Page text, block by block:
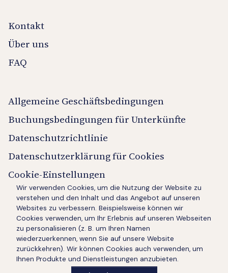
Wir verwenden Cookies, um die Nutzung der Website zu
verstehen und den Inhalt und das Angebot auf unseren
Websites zu verbessern. Beispielsweise können wir
Cookies verwenden, um Ihr Erlebnis auf unseren Webseiten
zu personalisieren (z. B. um Ihren Namen
wiederzuerkennen, wenn Sie auf unsere Website
zurückkehren). Wir können Cookies auch verwenden, um
Ihnen Produkte und Dienstleistungen anzubieten.
Kontakt
Über uns
FAQ
Allgemeine Geschäftsbedingungen
Buchungsbedingungen für Unterkünfte
Datenschutzrichtlinie
Datenschutzerklärung für Cookies
Cookie-Einstellungen
Kennen Sie den Namen der Villa?
Copyright Briskva d.o.o. | Website vonNeoLab